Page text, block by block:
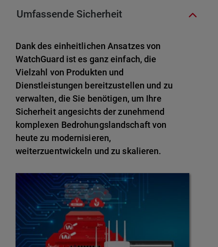
Umfassende Sicherheit
Dank des einheitlichen Ansatzes von
WatchGuard ist es ganz einfach, die
Vielzahl von Produkten und
Dienstleistungen bereitzustellen und zu
verwalten, die Sie benötigen, um Ihre
Sicherheit angesichts der zunehmend
komplexen Bedrohungslandschaft von
heute zu modernisieren,
weiterzuentwickeln und zu skalieren.